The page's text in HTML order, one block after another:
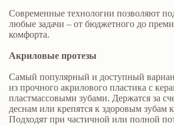
Современные технологии позволяют
любые задачи – от бюджетного до
комфорта.
Акриловые протезы
Самый популярный и доступный
из прочного акрилового пластика с
пластмассовыми зубами. Держатся за
деснам или крепятся к здоровым зубам
Подходят при частичной или полной